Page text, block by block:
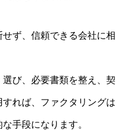
ず、信頼できる会社に相
び、必要書類を整え、契
れば、ファクタリングは
手段になります。